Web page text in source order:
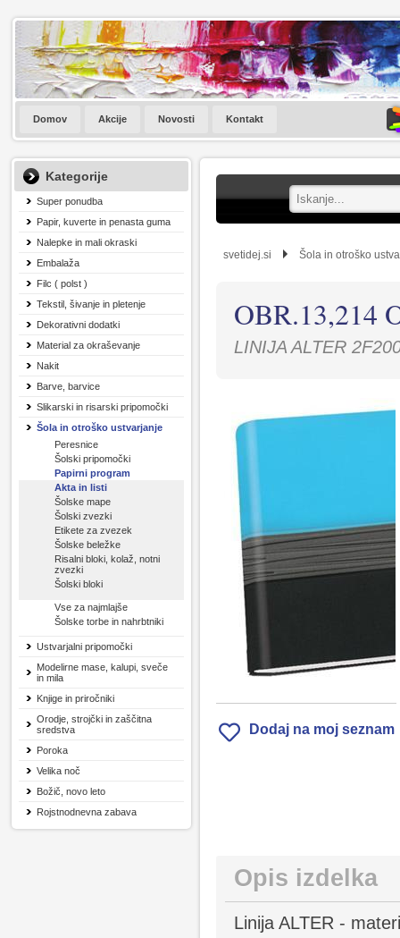
Domov Akcije Novosti Kontakt
Kategorije
Super ponudba
Papir, kuverte in penasta guma
Nalepke in mali okraski
Embalaža
Filc ( polst )
Tekstil, šivanje in pletenje
Dekorativni dodatki
Material za okraševanje
Nakit
Barve, barvice
Slikarski in risarski pripomočki
Šola in otroško ustvarjanje
Peresnice
Šolski pripomočki
Papirni program
Akta in listi
Šolske mape
Šolski zvezki
Etikete za zvezek
Šolske beležke
Risalni bloki, kolaž, notni
zvezki
Šolski bloki
Vse za najmlajše
Šolske torbe in nahrbtniki
Ustvarjalni pripomočki
Modelirne mase, kalupi, sveče
in mila
Knjige in priročniki
Orodje, strojčki in zaščitna
sredstva
Poroka
Velika noč
Božič, novo leto
Rojstnodnevna zabava
svetidej.si Šola in otroško
OBR.13,214
LINIJA ALTER
Dodaj na moj seznam
Opis izdelka
Linija ALTER -